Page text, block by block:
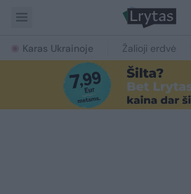
Karas Ukrainoje Žalioji erdvė